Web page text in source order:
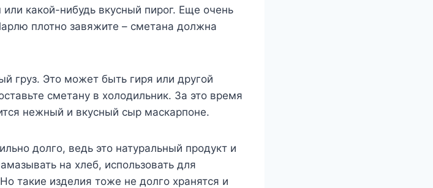
какой-нибудь вкусный пирог. Еще очень
плотно завяжите – сметана должна
груз. Это может быть гиря или другой
сметану в холодильник. За это время
нежный и вкусный сыр маскарпоне.
долго, ведь это натуральный продукт и
на хлеб, использовать для
такие изделия тоже не долго хранятся и